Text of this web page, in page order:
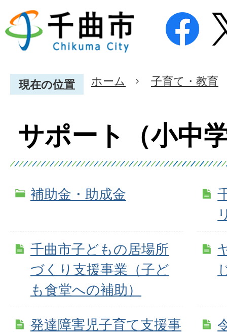
現在の位置 ホーム 子育て・教育
サポート（小中
補助金・助成金
千曲市子どもの居場所
づくり支援事業（子ど
も食堂への補助）
発達障害児子育て支援事